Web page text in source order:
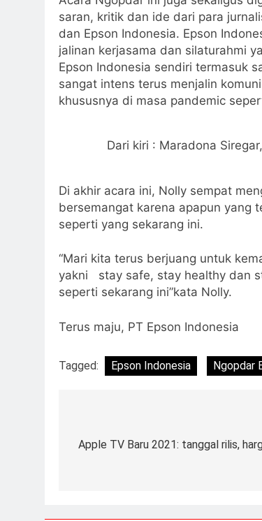
saran, kritik dan ide dari para
dan Epson Indonesia. Epson
jalinan kerjasama dan silaturahmi
Epson Indonesia sendiri termasuk
sangat intens terus menjalin
khususnya di masa pandemic
Dari kiri : Maradona
Di akhir acara ini, Nolly sempat
bersemangat karena apapun yang
seperti yang sekarang ini.
“Mari kita terus berjuang untuk
yakni stay safe, stay healthy dan
seperti sekarang ini”kata Nolly.
Terus maju, PT Epson Indonesia
Tagged: Epson Indonesia Ngopdar
Apple TV Baru 2021: tanggal rilis,